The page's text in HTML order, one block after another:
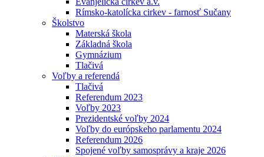
Rímsko-katolícka cirkev - farnosť Sučany
Školstvo
Materská škola
Základná škola
Gymnázium
Tlačivá
Voľby a referendá
Tlačivá
Referendum 2023
Voľby 2023
Prezidentské voľby 2024
Voľby do európskeho parlamentu 2024
Referendum 2026
Spojené voľby samosprávy a kraje 2026